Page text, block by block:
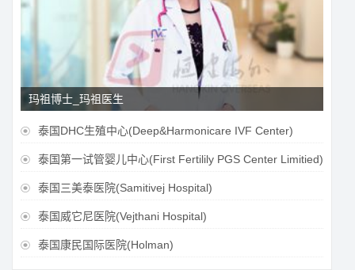
玛祖博士_玛祖医生
 泰国DHC生殖中心(Deep&Harmonicare IVF Center)
 泰国第一试管婴儿中心(First Fertilily PGS Center Limitied)
 泰国三美泰医院(Samitivej Hospital)
 泰国威它尼医院(Vejthani Hospital)
 泰国康民国际医院(Holman)